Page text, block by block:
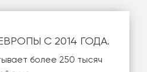
С 2014 ГОДА.
более 250 тысяч